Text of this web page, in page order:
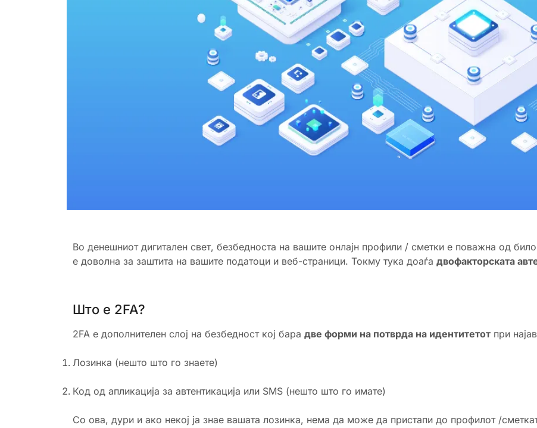
Во денешниот дигитален свет, безбедноста на вашите онлајн профили / сметки е поважна од
е доволна за заштита на вашите податоци и веб-страници. Токму тука доаѓа двофакторската
Што е 2FA?
2FA е дополнителен слој на безбедност кој бара две форми на потврда на идентитетот при
Лозинка (нешто што го знаете)
Код од апликација за автентикација или SMS (нешто што го имате)
Со ова, дури и ако некој ја знае вашата лозинка, нема да може да пристапи до профилот /